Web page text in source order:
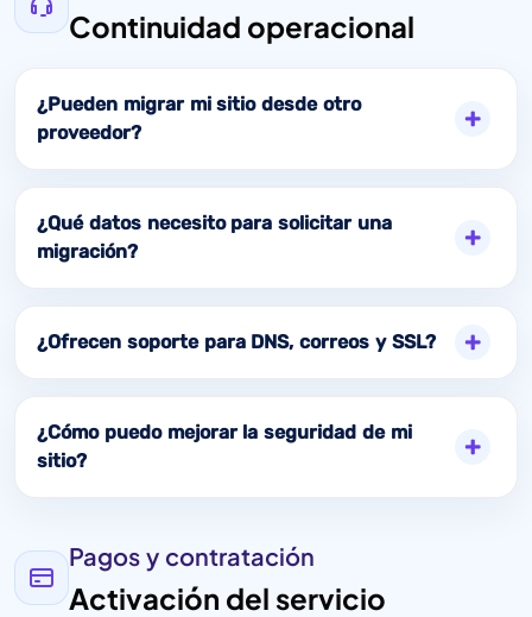
Continuidad operacional
¿Pueden migrar mi sitio desde otro
proveedor?
¿Qué datos necesito para solicitar una
migración?
¿Ofrecen soporte para DNS, correos y SSL?
¿Cómo puedo mejorar la seguridad de mi
sitio?
Pagos y contratación
Activación del servicio